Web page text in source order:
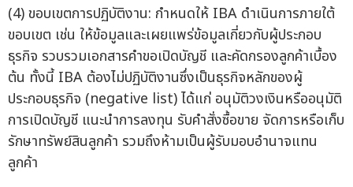
(4) ขอบเขตการปฏิบัติงาน: กำหนดให้ IBA ดำเนินการภายใต้
ขอบเขต เช่น ให้ข้อมูลและเผยแพร่ข้อมูลเกี่ยวกับผู้ประกอบ
ธุรกิจ รวบรวมเอกสารคำขอเปิดบัญชี และคัดกรองลูกค้าเบื้อง
ต้น ทั้งนี้ IBA ต้องไม่ปฏิบัติงานซึ่งเป็นธุรกิจหลักของผู้
ประกอบธุรกิจ (negative list) ได้แก่ อนุมัติวงเงินหรืออนุมัติ
การเปิดบัญชี แนะนำการลงทุน รับคำสั่งซื้อขาย จัดการหรือเก็บ
รักษาทรัพย์สินลูกค้า รวมถึงห้ามเป็นผู้รับมอบอำนาจแทน
ลูกค้า